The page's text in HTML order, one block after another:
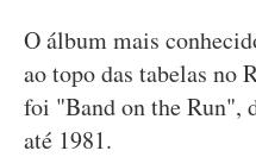
O álbum mais
ao topo das tabelas no
foi "Band on the Run",
até 1981.